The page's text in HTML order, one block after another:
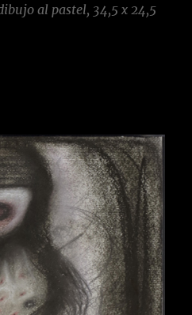
al pastel, 34,5 x 24,5